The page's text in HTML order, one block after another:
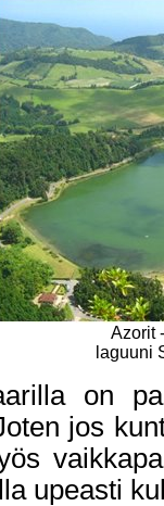
Azorit
laguuni
on
jos
upeasti